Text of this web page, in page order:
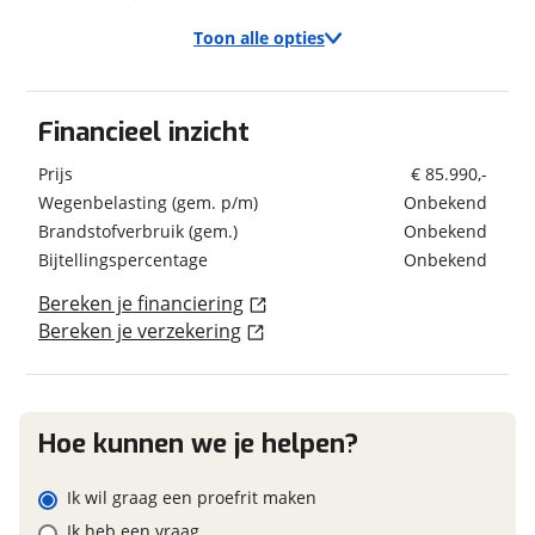
Verbruik en milieu
Brandstof
Geschiedenis
Voertuig heeft
Financieel
Financieel inzicht
Prijs
€ 85.990,-
Wegenbelasting (gem. p/m)
Onbekend
Brandstofverbruik (gem.)
Onbekend
Bijtellingspercentage
Onbekend
Bereken je financiering
Bereken je verzekering
Toon alle opties
Exterieur/Interieur
Combicassettes
Dakluik
Dakluik heki
Garage
Garage achter
Indirecte verlichting
Luifel Type cassetteluifel
Verduistering cabine
Eventuele bijzonderheden (optioneel)
Foto's
Klik hier om foto's te uploaden
Jouw contactgegevens
Naam
Hoe kunnen we je helpen?
Ik wil graag een proefrit maken